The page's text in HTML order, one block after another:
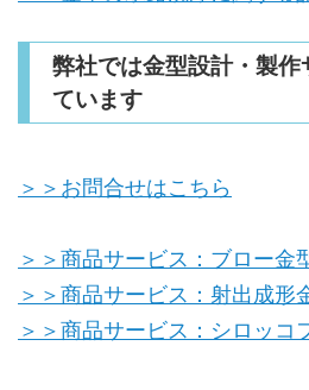
弊社では金型設計・製作
ています
＞＞お問合せはこちら
＞＞商品サービス：ブロー金
＞＞商品サービス：射出成形
＞＞商品サービス：シロッコ